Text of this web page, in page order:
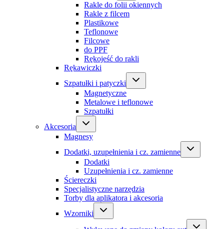
Rakle do folii okiennych
Rakle z filcem
Plastikowe
Teflonowe
Filcowe
do PPF
Rękojeść do rakli
Rękawiczki
Szpatułki i patyczki
Magnetyczne
Metalowe i teflonowe
Szpatułki
Akcesoria
Magnesy
Dodatki, uzupełnienia i cz. zamienne
Dodatki
Uzupełnienia i cz. zamienne
Ściereczki
Specjalistyczne narzędzia
Torby dla aplikatora i akcesoria
Wzorniki